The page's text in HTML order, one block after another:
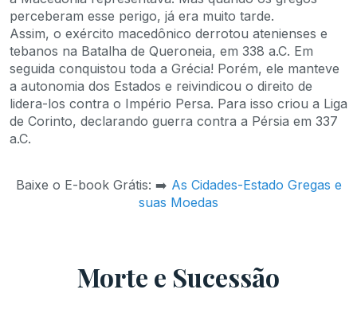
perceberam esse perigo, já era muito tarde.
Assim, o exército macedônico derrotou atenienses e
tebanos na Batalha de Queroneia, em 338 a.C. Em
seguida conquistou toda a Grécia! Porém, ele manteve
a autonomia dos Estados e reivindicou o direito de
lidera-los contra o Império Persa. Para isso criou a Liga
de Corinto, declarando guerra contra a Pérsia em 337
a.C.
Baixe o E-book Grátis: ➡️ As Cidades-Estado Gregas e
suas Moedas
Morte e Sucessão